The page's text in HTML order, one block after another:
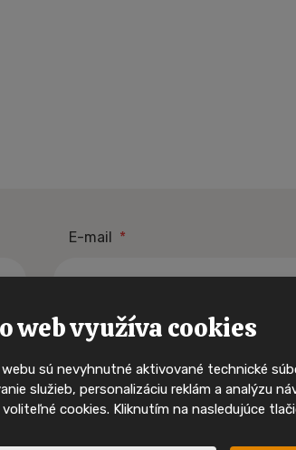
E-mail *
web využíva cookies
sú nevyhnutné aktivované technické
služieb, personalizáciu reklám a analýzu
cookies. Kliknutím na nasledujúce
Ty